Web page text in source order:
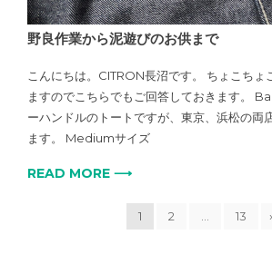
野良作業から泥遊びのお供まで
こんにちは。CITRON長沼です。 ちょこちょ
ますのでこちらでもご回答しておきます。
ーハンドルのトートですが、東京、浜松の両
ます。 Mediumサイズ
READ MORE ⟶
1 2 13 ›